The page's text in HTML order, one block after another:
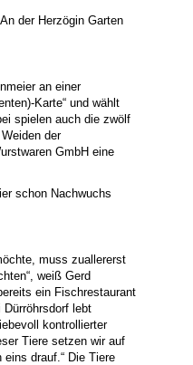
der Herzögin Garten
an einer
Karte“ und wählt
spielen auch die zwölf
der
GmbH eine
schon Nachwuchs
muss zuallererst
weiß Gerd
ein Fischrestaurant
Dürröhrsdorf lebt
kontrollierter
Tiere setzen wir auf
eins drauf.“ Die Tiere